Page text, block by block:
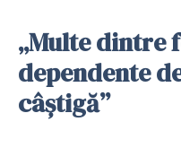
„Multe dintre
dependente
câștigă”